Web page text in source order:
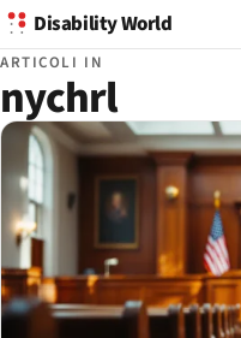
Disability World
ARTICOLI IN
nychrl